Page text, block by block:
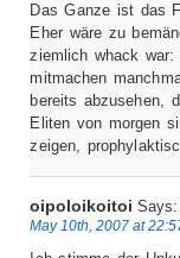
Das Ganze ist das
Eher wäre zu
ziemlich whack
mitmachen
bereits abzusehen,
Eliten von morgen
zeigen,
oipoloikoitoi Says:
May 10th, 2007 at